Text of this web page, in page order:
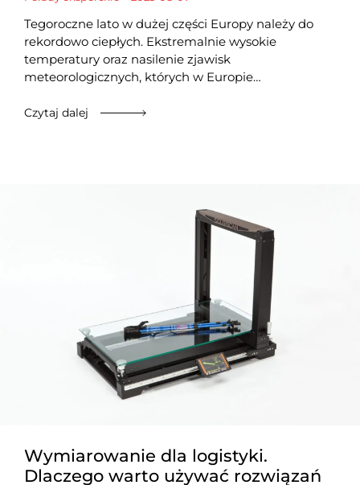
Tegoroczne lato w dużej części Europy należy do
rekordowo ciepłych. Ekstremalnie wysokie
temperatury oraz nasilenie zjawisk
meteorologicznych, których w Europie…
Czytaj dalej
Wymiarowanie dla logistyki.
Dlaczego warto używać rozwiązań